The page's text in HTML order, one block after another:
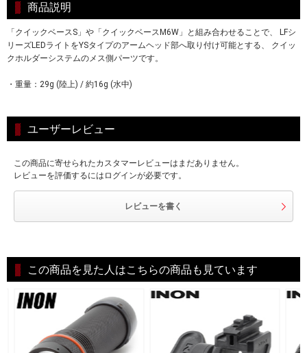
商品説明
「クイックベースS」や「クイックベースM6W」と組み合わせることで、 LFシ
リーズLEDライトをYSタイプのアームヘッド部へ取り付け可能とする、 クイッ
クホルダーシステムのメス側パーツです。
・重量：29g (陸上) / 約16g (水中)
ユーザーレビュー
この商品に寄せられたカスタマーレビューはまだありません。
レビューを評価するにはログインが必要です。
レビューを書く
この商品を見た人はこちらの商品も見ています